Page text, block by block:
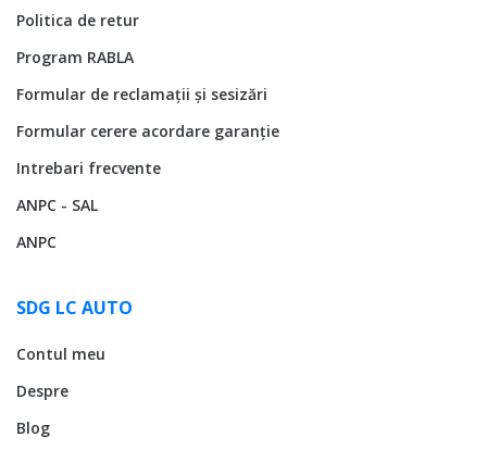
Politica de retur
Program RABLA
Formular de reclamații și sesizări
Formular cerere acordare garanție
Intrebari frecvente
ANPC - SAL
ANPC
SDG LC AUTO
Contul meu
Despre
Blog